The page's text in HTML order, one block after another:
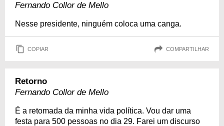
Fernando Collor de Mello
Nesse presidente, ninguém coloca uma canga.
COPIAR COMPARTILHAR
Retorno
Fernando Collor de Mello
É a retomada da minha vida política. Vou dar uma
festa para 500 pessoas no dia 29. Farei um discurso